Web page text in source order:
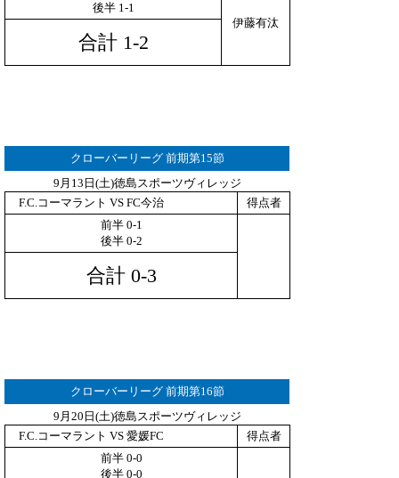
後半 1-1
伊藤有汰
合計 1-2
クローバーリーグ 前期第15節
9月13日(土)徳島スポーツヴィレッジ
F.C.コーマラント VS FC今治
得点者
前半 0-1
後半 0-2
合計 0-3
クローバーリーグ 前期第16節
9月20日(土)徳島スポーツヴィレッジ
F.C.コーマラント VS 愛媛FC
得点者
前半 0-0
後半 0-0